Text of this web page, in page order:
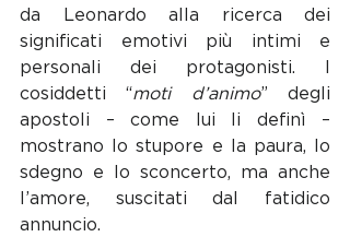
da Leonardo alla ricerca dei
significati emotivi più intimi e
personali dei protagonisti. I
cosiddetti “moti d’animo” degli
apostoli – come lui li definì –
mostrano lo stupore e la paura, lo
sdegno e lo sconcerto, ma anche
l’amore, suscitati dal fatidico
annuncio.